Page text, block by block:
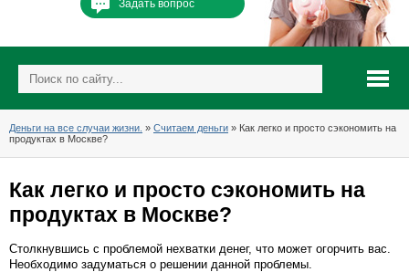
Задать вопрос
Деньги на все случаи жизни. » Считаем деньги » Как легко и просто сэкономить на
продуктах в Москве?
Как легко и просто сэкономить на
продуктах в Москве?
Столкнувшись с проблемой нехватки денег, что может огорчить вас.
Необходимо задуматься о решении данной проблемы.